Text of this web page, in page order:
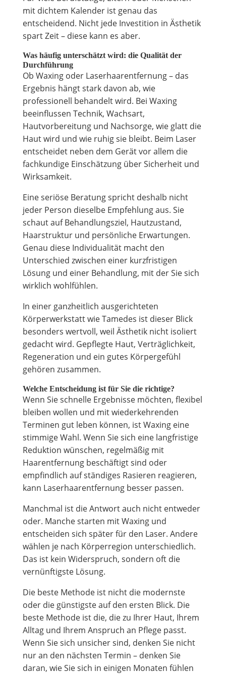
mit dichtem Kalender ist genau das
entscheidend. Nicht jede Investition in Ästhetik
spart Zeit – diese kann es aber.
Was häufig unterschätzt wird: die Qualität der
Durchführung
Ob Waxing oder Laserhaarentfernung – das
Ergebnis hängt stark davon ab, wie
professionell behandelt wird. Bei Waxing
beeinflussen Technik, Wachsart,
Hautvorbereitung und Nachsorge, wie glatt die
Haut wird und wie ruhig sie bleibt. Beim Laser
entscheidet neben dem Gerät vor allem die
fachkundige Einschätzung über Sicherheit und
Wirksamkeit.
Eine seriöse Beratung spricht deshalb nicht
jeder Person dieselbe Empfehlung aus. Sie
schaut auf Behandlungsziel, Hautzustand,
Haarstruktur und persönliche Erwartungen.
Genau diese Individualität macht den
Unterschied zwischen einer kurzfristigen
Lösung und einer Behandlung, mit der Sie sich
wirklich wohlfühlen.
In einer ganzheitlich ausgerichteten
Körperwerkstatt wie Tamedes ist dieser Blick
besonders wertvoll, weil Ästhetik nicht isoliert
gedacht wird. Gepflegte Haut, Verträglichkeit,
Regeneration und ein gutes Körpergefühl
gehören zusammen.
Welche Entscheidung ist für Sie die richtige?
Wenn Sie schnelle Ergebnisse möchten, flexibel
bleiben wollen und mit wiederkehrenden
Terminen gut leben können, ist Waxing eine
stimmige Wahl. Wenn Sie sich eine langfristige
Reduktion wünschen, regelmäßig mit
Haarentfernung beschäftigt sind oder
empfindlich auf ständiges Rasieren reagieren,
kann Laserhaarentfernung besser passen.
Manchmal ist die Antwort auch nicht entweder
oder. Manche starten mit Waxing und
entscheiden sich später für den Laser. Andere
wählen je nach Körperregion unterschiedlich.
Das ist kein Widerspruch, sondern oft die
vernünftigste Lösung.
Die beste Methode ist nicht die modernste
oder die günstigste auf den ersten Blick. Die
beste Methode ist die, die zu Ihrer Haut, Ihrem
Alltag und Ihrem Anspruch an Pflege passt.
Wenn Sie sich unsicher sind, denken Sie nicht
nur an den nächsten Termin – denken Sie
daran, wie Sie sich in einigen Monaten fühlen